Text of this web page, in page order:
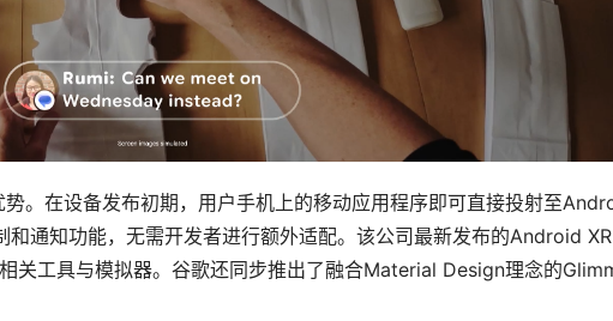
。在设备发布初期，用户手机上的移动应用程序即可直接投射至
和通知功能，无需开发者进行额外适配。该公司最新发布的Android XR
关工具与模拟器。谷歌还同步推出了融合Material Design理念的